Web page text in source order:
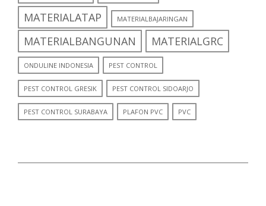
MATERIALATAP MATERIALBAJARINGAN
MATERIALBANGUNAN MATERIALGRC
ONDULINE INDONESIA PEST CONTROL
PEST CONTROL GRESIK PEST CONTROL SIDOARJO
PEST CONTROL SURABAYA PLAFON PVC PVC